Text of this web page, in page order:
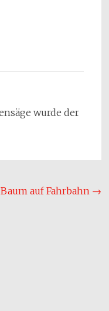
wurde der
Baum auf Fahrbahn →